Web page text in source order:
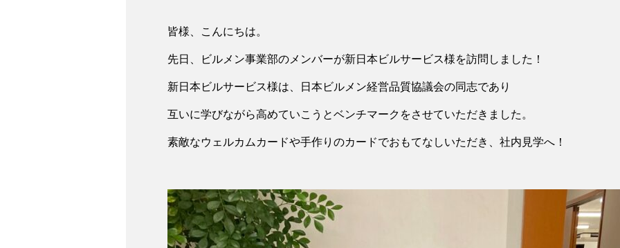
皆様、こんにちは。
先日、ビルメン事業部のメンバーが新日本ビルサービス様を訪問しました！
新日本ビルサービス様は、日本ビルメン経営品質協議会の同志であり
互いに学びながら高めていこうとベンチマークをさせていただきました。
素敵なウェルカムカードや手作りのカードでおもてなしいただき、社内見学へ！